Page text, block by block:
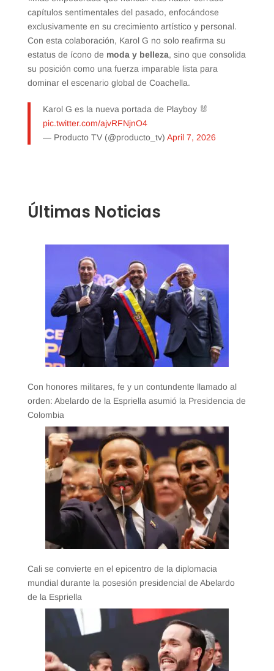
capítulos sentimentales del pasado, enfocándose
exclusivamente en su crecimiento artístico y personal.
Con esta colaboración, Karol G no solo reafirma su
estatus de ícono de moda y belleza, sino que consolida
su posición como una fuerza imparable lista para
dominar el escenario global de Coachella.
Karol G es la nueva portada de Playboy 🐰
pic.twitter.com/ajvRFNjnO4
— Producto TV (@producto_tv) April 7, 2026
Últimas Noticias
Con honores militares, fe y un contundente llamado al
orden: Abelardo de la Espriella asumió la Presidencia de
Colombia
Cali se convierte en el epicentro de la diplomacia
mundial durante la posesión presidencial de Abelardo
de la Espriella